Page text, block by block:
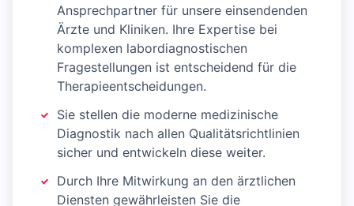
Ansprechpartner für unsere einsendenden
Ärzte und Kliniken. Ihre Expertise bei
komplexen labordiagnostischen
Fragestellungen ist entscheidend für die
Therapieentscheidungen.
Sie stellen die moderne medizinische
Diagnostik nach allen Qualitätsrichtlinien
sicher und entwickeln diese weiter.
Durch Ihre Mitwirkung an den ärztlichen
Diensten gewährleisten Sie die